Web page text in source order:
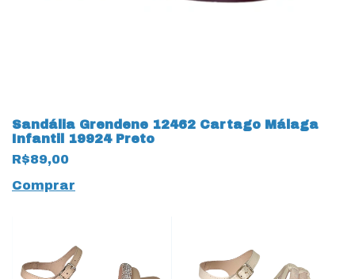
Sandália Grendene 12462 Cartago Málaga
Infantil 19924 Preto
R$89,00
Comprar